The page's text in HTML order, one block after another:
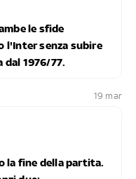
le sfide
l'Inter senza subire
dal 1976/77.
19 mar
la fine della partita.